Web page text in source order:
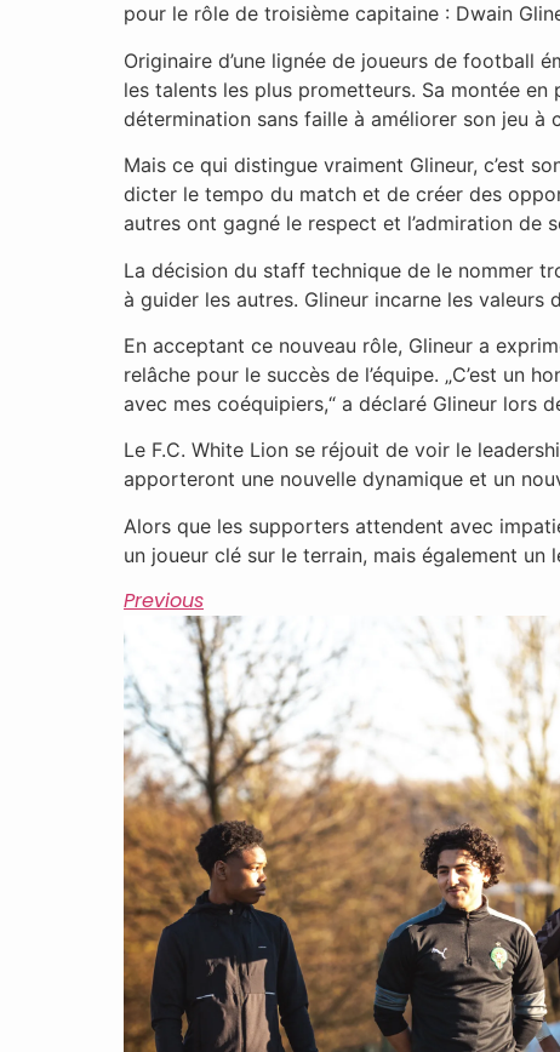
pour le rôle de troisième capitaine : Dwain
Originaire d’une lignée de joueurs de football
les talents les plus prometteurs. Sa montée en
détermination sans faille à améliorer son jeu à
Mais ce qui distingue vraiment Glineur, c’est
dicter le tempo du match et de créer des
autres ont gagné le respect et l’admiration de
La décision du staff technique de le nommer
à guider les autres. Glineur incarne les valeurs
En acceptant ce nouveau rôle, Glineur a
relâche pour le succès de l’équipe. „C’est un
avec mes coéquipiers,“ a déclaré Glineur lors
Le F.C. White Lion se réjouit de voir le
apporteront une nouvelle dynamique et un
Alors que les supporters attendent avec
un joueur clé sur le terrain, mais également un
Previous